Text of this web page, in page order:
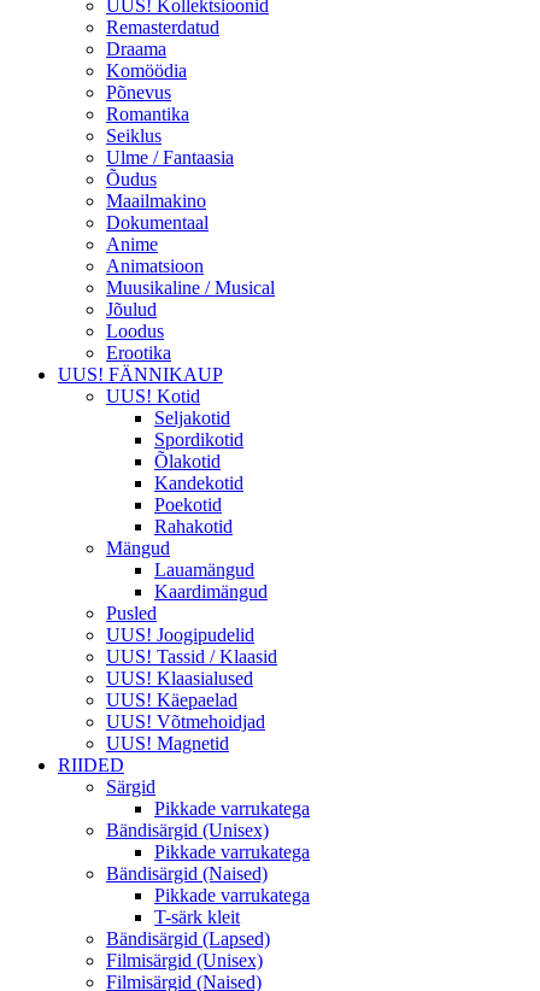
UUS! Kollektsioonid
Remasterdatud
Draama
Komöödia
Põnevus
Romantika
Seiklus
Ulme / Fantaasia
Õudus
Maailmakino
Dokumentaal
Anime
Animatsioon
Muusikaline / Musical
Jõulud
Loodus
Erootika
UUS! FÄNNIKAUP
UUS! Kotid
Seljakotid
Spordikotid
Õlakotid
Kandekotid
Poekotid
Rahakotid
Mängud
Lauamängud
Kaardimängud
Pusled
UUS! Joogipudelid
UUS! Tassid / Klaasid
UUS! Klaasialused
UUS! Käepaelad
UUS! Võtmehoidjad
UUS! Magnetid
RIIDED
Särgid
Pikkade varrukatega
Bändisärgid (Unisex)
Pikkade varrukatega
Bändisärgid (Naised)
Pikkade varrukatega
T-särk kleit
Bändisärgid (Lapsed)
Filmisärgid (Unisex)
Filmisärgid (Naised)